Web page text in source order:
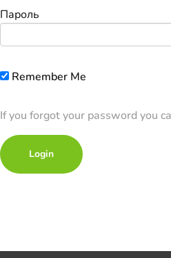
Пароль
Remember Me
If you forgot your password you
Login